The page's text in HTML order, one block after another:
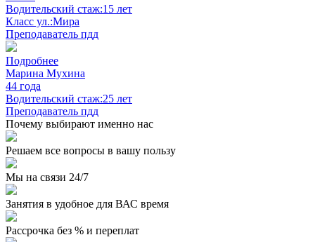
Водительский стаж:15 лет
Класс ул.:Мира
Преподаватель пдд
Подробнее
Марина Мухина
44 года
Водительский стаж:25 лет
Преподаватель пдд
Почему выбирают именно нас
Решаем все вопросы в вашу пользу
Мы на связи 24/7
Занятия в удобное для ВАС время
Рассрочка без % и переплат